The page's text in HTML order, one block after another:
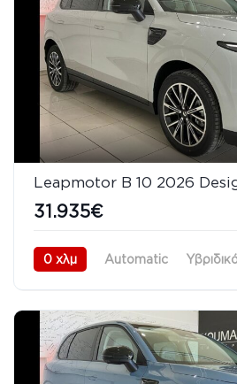
31.935€
0 χλμ Automatic